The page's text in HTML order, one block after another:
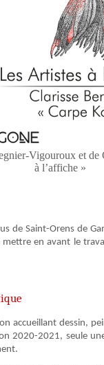
Vigouroux et
à l’affiche »
de Saint-Orens de
en avant le
accueillant dessin,
2020-2021, seule